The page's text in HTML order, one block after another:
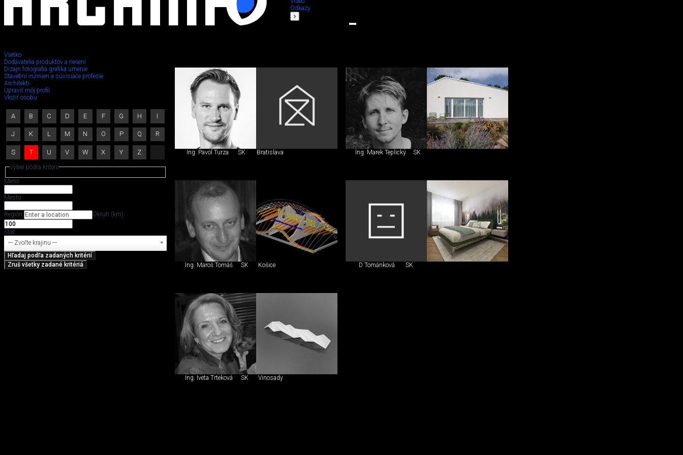
Odkazy
Všetko
Dodávatelia produktov a riešení
Dizajn fotografia grafika umenie
Stavební inžinieri a súvisiace profesie
Architekti
Upraviť môj profil
Vložiť osobu
A B C D E F G H I
J K L M N O P Q R
S T U V W X Y Z
Výber podľa kritérií
Meno:
Mesto:
Región: Okruh (km):
Štát:
--- Zvoľte krajinu ---
Stavebný
inžinier,
špecialista
Ing. Pavol Turza SK Bratislava Ing. Marek Teplický SK
Ing. Maroš Tomáš SK Košice D Tománková SK
Ing. Iveta Trteková SK Vinosady